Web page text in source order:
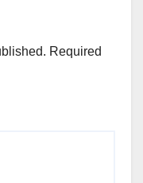
Required